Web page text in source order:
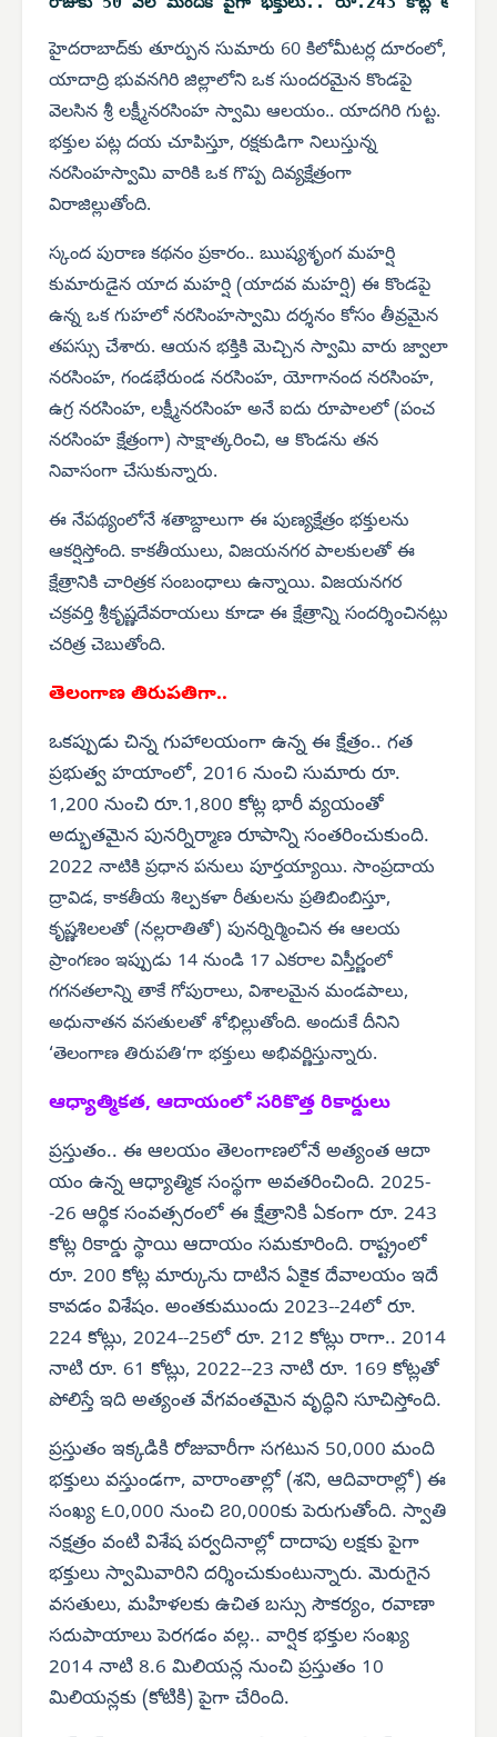
హైదరాబాద్‌కు తూర్పున సుమారు 60 కిలోమీటర్ల దూరంలో,
యాదాద్రి భువనగిరి జిల్లాలోని ఒక సుందరమైన కొండపై
వెలసిన శ్రీ లక్ష్మీనరసింహ స్వామి ఆలయం.. యాదగిరి గుట్ట.
భక్తుల పట్ల దయ చూపిస్తూ, రక్షకుడిగా నిలుస్తున్న
నరసింహస్వామి వారికి ఒక గొప్ప దివ్యక్షేత్రంగా
విరాజిల్లుతోంది.
స్కంద పురాణ కథనం ప్రకారం.. ఋష్యశృంగ మహర్షి
కుమారుడైన యాద మహర్షి (యాదవ మహర్షి) ఈ కొండపై
ఉన్న ఒక గుహలో నరసింహస్వామి దర్శనం కోసం తీవ్రమైన
తపస్సు చేశారు. ఆయన భక్తికి మెచ్చిన స్వామి వారు జ్వాలా
నరసింహ, గండభేరుండ నరసింహ, యోగానంద నరసింహ,
ఉగ్ర నరసింహ, లక్ష్మీనరసింహ అనే ఐదు రూపాలలో (పంచ
నరసింహ క్షేత్రంగా) సాక్షాత్కరించి, ఆ కొండను తన
నివాసంగా చేసుకున్నారు.
ఈ నేపథ్యంలోనే శతాబ్దాలుగా ఈ పుణ్యక్షేత్రం భక్తులను
ఆకర్షిస్తోంది. కాకతీయులు, విజయనగర పాలకులతో ఈ
క్షేత్రానికి చారిత్రక సంబంధాలు ఉన్నాయి. విజయనగర
చక్రవర్తి శ్రీకృష్ణదేవరాయలు కూడా ఈ క్షేత్రాన్ని సందర్శించినట్లు
చరిత్ర చెబుతోంది.
తెలంగాణ తిరుపతిగా..
ఒకప్పుడు చిన్న గుహాలయంగా ఉన్న ఈ క్షేత్రం.. గత
ప్రభుత్వ హయాంలో, 2016 నుంచి సుమారు రూ.
1,200 నుంచి రూ.1,800 కోట్ల భారీ వ్యయంతో
అద్భుతమైన పునర్నిర్మాణ రూపాన్ని సంతరించుకుంది.
2022 నాటికి ప్రధాన పనులు పూర్తయ్యాయి. సాంప్రదాయ
ద్రావిడ, కాకతీయ శిల్పకళా రీతులను ప్రతిబింబిస్తూ,
కృష్ణశిలలతో (నల్లరాతితో) పునర్నిర్మించిన ఈ ఆలయ
ప్రాంగణం ఇప్పుడు 14 నుండి 17 ఎకరాల విస్తీర్ణంలో
గగనతలాన్ని తాకే గోపురాలు, విశాలమైన మండపాలు,
అధునాతన వసతులతో శోభిల్లుతోంది. అందుకే దీనిని
‘తెలంగాణ తిరుపతి‘గా భక్తులు అభివర్ణిస్తున్నారు.
ఆధ్యాత్మికత, ఆదాయంలో సరికొత్త రికార్డులు
ప్రస్తుతం.. ఈ ఆలయం తెలంగాణలోనే అత్యంత ఆదా
యం ఉన్న ఆధ్యాత్మిక సంస్థగా అవతరించింది. 2025-
-26 ఆర్థిక సంవత్సరంలో ఈ క్షేత్రానికి ఏకంగా రూ. 243
కోట్ల రికార్డు స్థాయి ఆదాయం సమకూరింది. రాష్ట్రంలో
రూ. 200 కోట్ల మార్కును దాటిన ఏకైక దేవాలయం ఇదే
కావడం విశేషం. అంతకుముందు 2023--24లో రూ.
224 కోట్లు, 2024--25లో రూ. 212 కోట్లు రాగా.. 2014
నాటి రూ. 61 కోట్లు, 2022--23 నాటి రూ. 169 కోట్లతో
పోలిస్తే ఇది అత్యంత వేగవంతమైన వృద్ధిని సూచిస్తోంది.
ప్రస్తుతం ఇక్కడికి రోజువారీగా సగటున 50,000 మంది
భక్తులు వస్తుండగా, వారాంతాల్లో (శని, ఆదివారాల్లో) ఈ
సంఖ్య ౬0,000 నుంచి ౭0,000కు పెరుగుతోంది. స్వాతి
నక్షత్రం వంటి విశేష పర్వదినాల్లో దాదాపు లక్షకు పైగా
భక్తులు స్వామివారిని దర్శించుకుంటున్నారు. మెరుగైన
వసతులు, మహిళలకు ఉచిత బస్సు సౌకర్యం, రవాణా
సదుపాయాలు పెరగడం వల్ల.. వార్షిక భక్తుల సంఖ్య
2014 నాటి 8.6 మిలియన్ల నుంచి ప్రస్తుతం 10
మిలియన్లకు (కోటికి) పైగా చేరింది.